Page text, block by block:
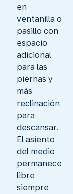
en
ventanilla o
pasillo con
espacio
adicional
para las
piernas y
más
reclinación
para
descansar.
El asiento
del medio
permanece
libre
siempre